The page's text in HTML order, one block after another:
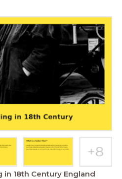
in 18th Century England